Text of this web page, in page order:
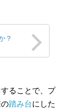
？
ることで、プ
踏み台にした